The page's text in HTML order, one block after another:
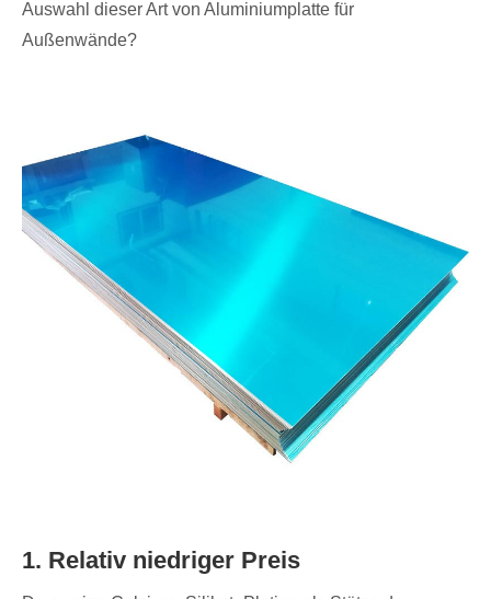
Auswahl dieser Art von Aluminiumplatte für
Außenwände?
1. Relativ niedriger Preis